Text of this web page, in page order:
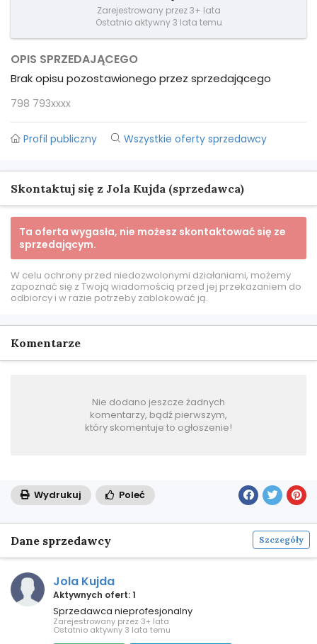
Zarejestrowany przez 3+ lata
Ostatnio aktywny 3 lata temu
OPIS SPRZEDAJĄCEGO
Brak opisu pozostawionego przez sprzedającego
798 793xxxx
Profil publiczny Wszystkie oferty sprzedawcy
Skontaktuj się z Jola Kujda (sprzedawca)
Ta oferta wygasła, nie możesz skontaktować się ze
sprzedającym.
W celu ochrony przed niedozwolonymi działaniami, możemy
zapoznać się z Twoją wiadomością przed jej przekazaniem do
odbiorcy i w razie potrzeby zablokować ją.
Komentarze
Nie dodano jeszcze żadnych
komentarzy, bądź pierwszym,
który skomentuje to ogłoszenie!
Wydrukuj Poleć
Dane sprzedawcy Szczegóły
Jola Kujda
Aktywnych ofert: 1
Sprzedawca nieprofesjonalny
Zarejestrowany przez 3+ lata
Ostatnio aktywny 3 lata temu